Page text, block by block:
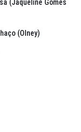
(Jaqueline Gomes
(Olney)